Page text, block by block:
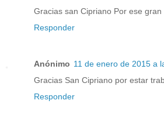
Gracias san Cipriano Por ese gran
Responder
Anónimo 11 de enero de 2015 a
Gracias San Cipriano por estar
Responder